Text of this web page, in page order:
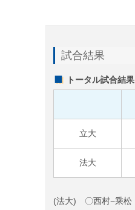
試合結果
トータル試合結果
立大
法大
(法大) 〇西村−乘松